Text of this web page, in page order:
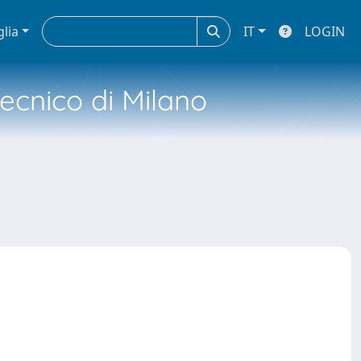
IT LOGIN
di Milano